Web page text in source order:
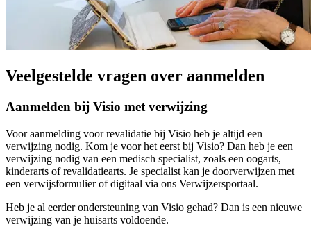
Veelgestelde vragen over aanmelden
Aanmelden bij Visio met verwijzing
Voor aanmelding voor revalidatie bij Visio heb je altijd een
verwijzing nodig. Kom je voor het eerst bij Visio? Dan heb je een
verwijzing nodig van een medisch specialist, zoals een oogarts,
kinderarts of revalidatiearts. Je specialist kan je doorverwijzen met
een verwijsformulier of digitaal via ons Verwijzersportaal.
Heb je al eerder ondersteuning van Visio gehad? Dan is een nieuwe
verwijzing van je huisarts voldoende.